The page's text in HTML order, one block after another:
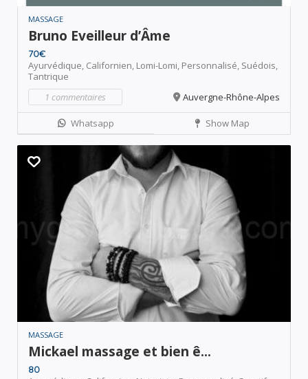
MASSAGE
Bruno Eveilleur d’Âme
70€
Ayurvédique, Californien, Lomi-Lomi, Personnalisé, Suédois,
Tantrique
1 commentaires
Auvergne-Rhône-Alpes
Whatsapp Show Map
MASSAGE
Mickael massage et bien ê...
80